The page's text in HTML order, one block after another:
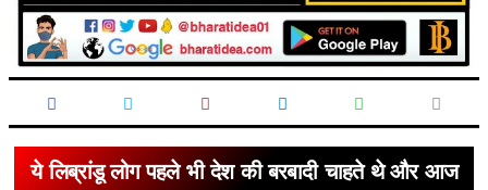
ये लिब्रांडू लोग पहले भी देश की बरबादी चाहते थे और आज